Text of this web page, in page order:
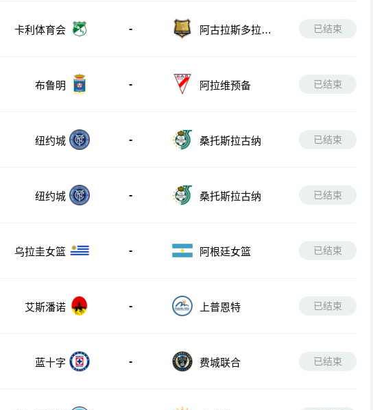
卡利体育会 -
阿古拉斯多拉达
已结束
布鲁明 - 阿拉维预备 已结束
纽约城 - 桑托斯拉古纳 已结束
纽约城 - 桑托斯拉古纳 已结束
乌拉圭女篮 - 阿根廷女篮 已结束
艾斯潘诺 - 上普恩特 已结束
蓝十字 - 费城联合 已结束